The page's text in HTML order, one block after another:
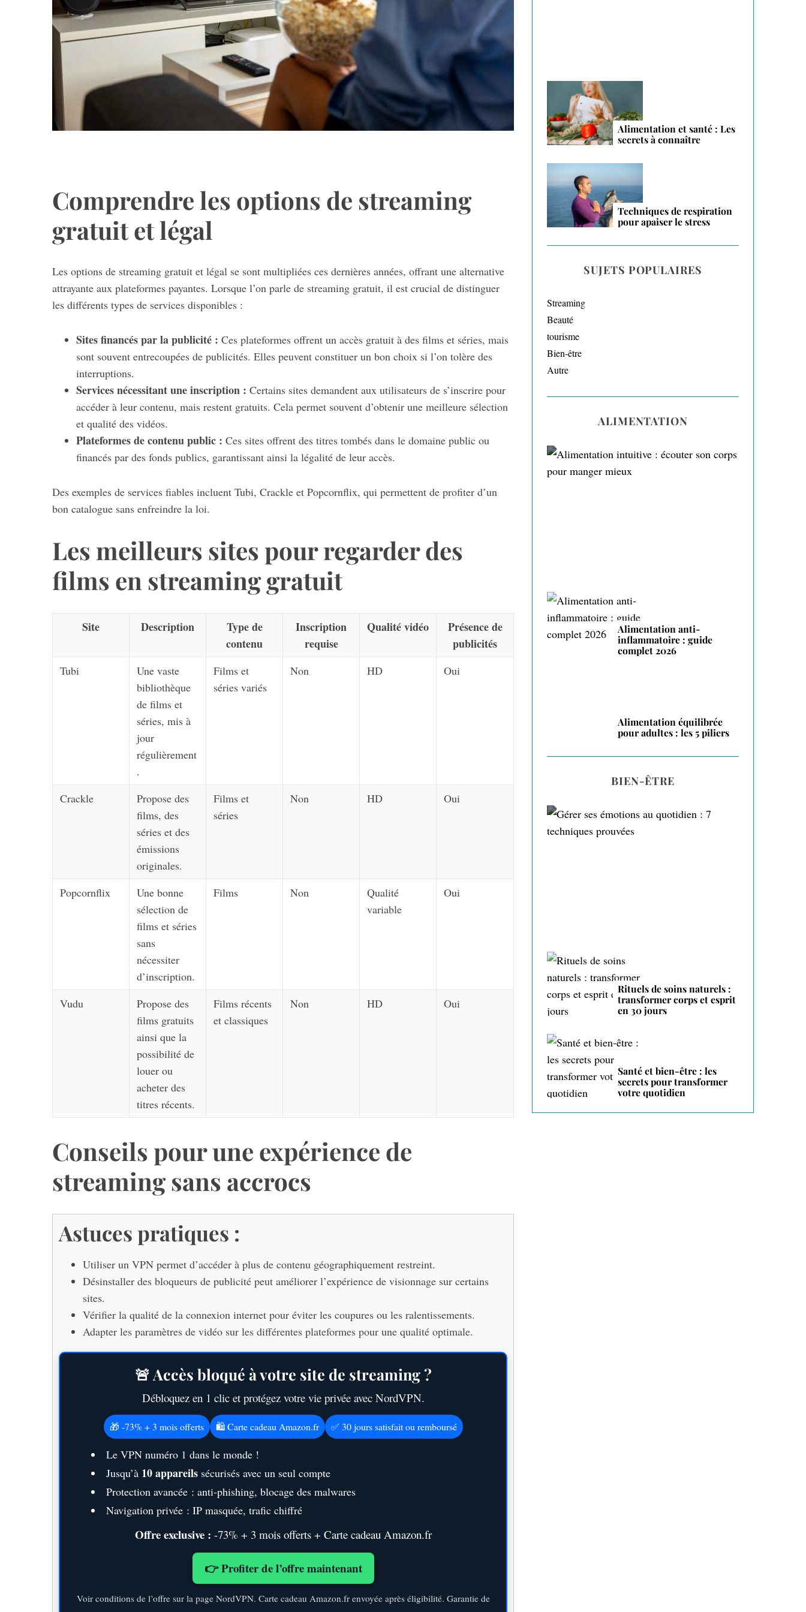
Comprendre les options de streaming
gratuit et légal
Les options de streaming gratuit et légal se sont multipliées ces dernières années, offrant une alternative
attrayante aux plateformes payantes. Lorsque l’on parle de streaming gratuit, il est crucial de distinguer
les différents types de services disponibles :
Sites financés par la publicité : Ces plateformes offrent un accès gratuit à des films et séries, mais
sont souvent entrecoupées de publicités. Elles peuvent constituer un bon choix si l’on tolère des
interruptions.
Services nécessitant une inscription : Certains sites demandent aux utilisateurs de s’inscrire pour
accéder à leur contenu, mais restent gratuits. Cela permet souvent d’obtenir une meilleure sélection
et qualité des vidéos.
Plateformes de contenu public : Ces sites offrent des titres tombés dans le domaine public ou
financés par des fonds publics, garantissant ainsi la légalité de leur accès.
Des exemples de services fiables incluent Tubi, Crackle et Popcornflix, qui permettent de profiter d’un
bon catalogue sans enfreindre la loi.
Les meilleurs sites pour regarder des
films en streaming gratuit
Site Description
Type de
contenu
Inscription
requise
Qualité vidéo
Présence de
publicités
Tubi
Une vaste
bibliothèque
de films et
séries, mis à
jour
régulièrement
.
Films et
séries variés
Non HD Oui
Crackle
Propose des
films, des
séries et des
émissions
originales.
Films et
séries
Non HD Oui
Popcornflix
Une bonne
sélection de
films et séries
sans
nécessiter
d’inscription.
Films Non
Qualité
variable
Oui
Vudu
Propose des
films gratuits
ainsi que la
possibilité de
louer ou
acheter des
titres récents.
Films récents
et classiques
Non HD Oui
Conseils pour une expérience de
streaming sans accrocs
Astuces pratiques :
Utiliser un VPN permet d’accéder à plus de contenu géographiquement restreint.
Désinstaller des bloqueurs de publicité peut améliorer l’expérience de visionnage sur certains
sites.
Vérifier la qualité de la connexion internet pour éviter les coupures ou les ralentissements.
Adapter les paramètres de vidéo sur les différentes plateformes pour une qualité optimale.
🚨 Accès bloqué à votre site de streaming ?
Débloquez en 1 clic et protégez votre vie privée avec NordVPN.
🎁 -73% + 3 mois offerts 🛍️ Carte cadeau Amazon.fr ✅ 30 jours satisfait ou remboursé
Le VPN numéro 1 dans le monde !
Jusqu’à 10 appareils sécurisés avec un seul compte
Protection avancée : anti-phishing, blocage des malwares
Navigation privée : IP masquée, trafic chiffré
Offre exclusive : -73% + 3 mois offerts + Carte cadeau Amazon.fr
👉 Profiter de l’offre maintenant
Voir conditions de l’offre sur la page NordVPN. Carte cadeau Amazon.fr envoyée après éligibilité. Garantie de
Alimentation et santé : Les
secrets à connaître
Techniques de respiration
pour apaiser le stress
SUJETS POPULAIRES
Streaming
Beauté
tourisme
Bien-être
Autre
ALIMENTATION
Alimentation anti-
inflammatoire : guide
complet 2026
Alimentation équilibrée
pour adultes : les 5 piliers
BIEN-ÊTRE
Rituels de soins naturels :
transformer corps et esprit
en 30 jours
Santé et bien-être : les
secrets pour transformer
votre quotidien
e